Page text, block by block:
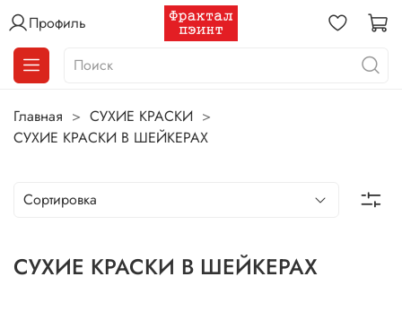
Профиль
Главная
СУХИЕ КРАСКИ
СУХИЕ КРАСКИ В ШЕЙКЕРАХ
СУХИЕ КРАСКИ В ШЕЙКЕРАХ